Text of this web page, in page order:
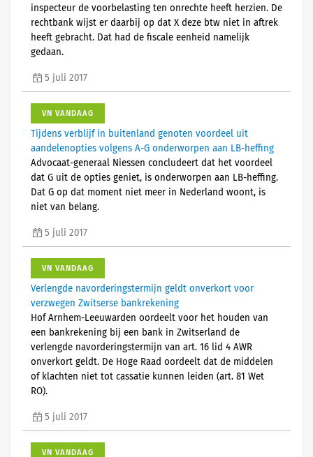
inspecteur de voorbelasting ten onrechte heeft herzien. De
rechtbank wijst er daarbij op dat X deze btw niet in aftrek
heeft gebracht. Dat had de fiscale eenheid namelijk
gedaan.
5 juli 2017
VN VANDAAG
Tijdens verblijf in buitenland genoten voordeel uit
aandelenopties volgens A-G onderworpen aan LB-heffing
Advocaat-generaal Niessen concludeert dat het voordeel
dat G uit de opties geniet, is onderworpen aan LB-heffing.
Dat G op dat moment niet meer in Nederland woont, is
niet van belang.
5 juli 2017
VN VANDAAG
Verlengde navorderingstermijn geldt onverkort voor
verzwegen Zwitserse bankrekening
Hof Arnhem-Leeuwarden oordeelt voor het houden van
een bankrekening bij een bank in Zwitserland de
verlengde navorderingstermijn van art. 16 lid 4 AWR
onverkort geldt. De Hoge Raad oordeelt dat de middelen
of klachten niet tot cassatie kunnen leiden (art. 81 Wet
RO).
5 juli 2017
VN VANDAAG